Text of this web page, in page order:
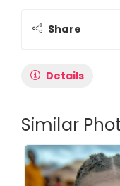
Share
Details
Similar